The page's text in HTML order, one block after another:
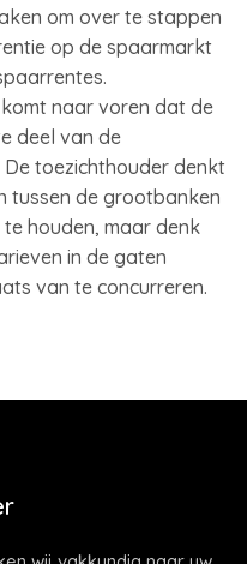
om over te stappen
op de spaarmarkt
naar voren dat de
deel van de
toezichthouder denkt
tussen de grootbanken
houden, maar denk
in de gaten
van te concurreren.